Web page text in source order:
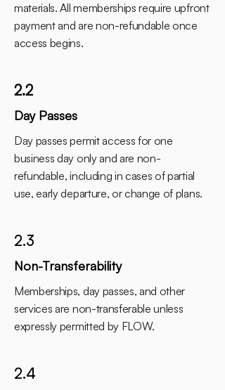
materials. All memberships require upfront
payment and are non-refundable once
access begins.
2.2
Day Passes
Day passes permit access for one
business day only and are non-
refundable, including in cases of partial
use, early departure, or change of plans.
2.3
Non-Transferability
Memberships, day passes, and other
services are non-transferable unless
expressly permitted by FLOW.
2.4